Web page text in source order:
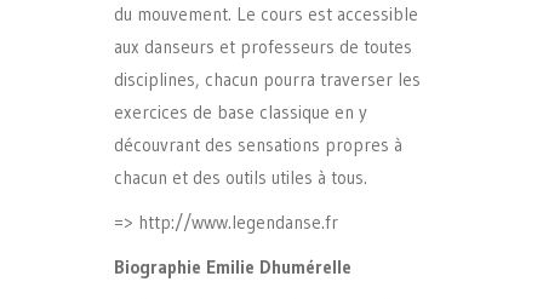
du mouvement. Le cours est accessible
aux danseurs et professeurs de toutes
disciplines, chacun pourra traverser les
exercices de base classique en y
découvrant des sensations propres à
chacun et des outils utiles à tous.
=> http://www.legendanse.fr
Biographie Emilie Dhumérelle